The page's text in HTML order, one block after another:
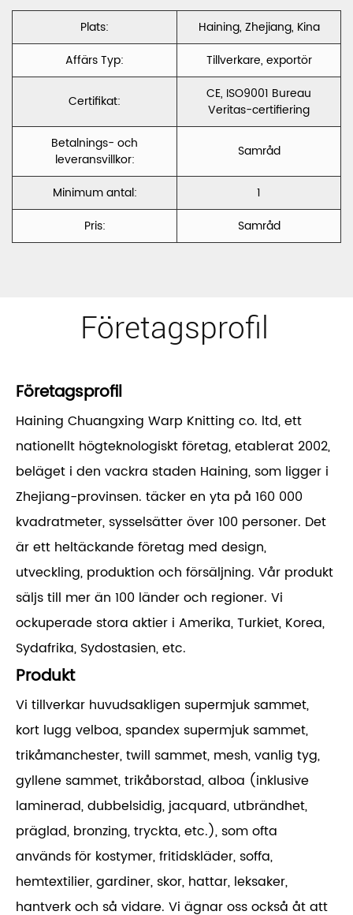
Stickad Farbic
Baksida
DALLAS G
Polyester
Velvet CXTV
Plats:
Haining, Zhejiang, Kina
Affärs Typ:
Tillverkare, exportör
Certifikat:
CE, ISO9001 Bureau
Veritas-certifiering
Betalnings- och
leveransvillkor:
Samråd
Minimum antal:
1
Pris:
Samråd
Företagsprofil
Företagsprofil
Haining Chuangxing Warp Knitting co. ltd, ett
nationellt högteknologiskt företag, etablerat 2002,
beläget i den vackra staden Haining, som ligger i
Zhejiang-provinsen. täcker en yta på 160 000
kvadratmeter, sysselsätter över 100 personer. Det
är ett heltäckande företag med design,
utveckling, produktion och försäljning. Vår produkt
säljs till mer än 100 länder och regioner. Vi
ockuperade stora aktier i Amerika, Turkiet, Korea,
Sydafrika, Sydostasien, etc.
Produkt
Vi tillverkar huvudsakligen supermjuk sammet,
kort lugg velboa, spandex supermjuk sammet,
trikåmanchester, twill sammet, mesh, vanlig tyg,
gyllene sammet, trikåborstad, alboa (inklusive
laminerad, dubbelsidig, jacquard, utbrändhet,
präglad, bronzing, tryckta, etc.), som ofta
används för kostymer, fritidskläder, soffa,
hemtextilier, gardiner, skor, hattar, leksaker,
hantverk och så vidare. Vi ägnar oss också åt att